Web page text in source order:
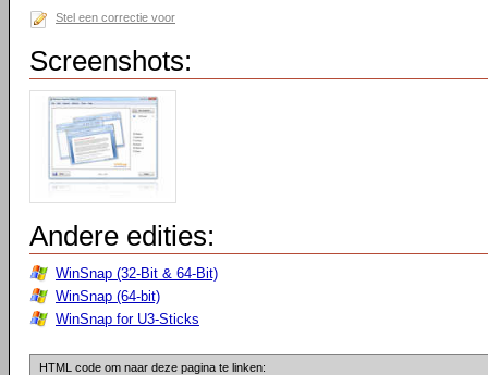
Stel een correctie voor
Screenshots:
Andere edities:
WinSnap (32-Bit & 64-Bit)
WinSnap (64-bit)
WinSnap for U3-Sticks
HTML code om naar deze pagina te linken: